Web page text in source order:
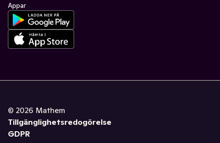
Appar
© 2026 Mathem
Tillgänglighetsredogörelse
GDPR